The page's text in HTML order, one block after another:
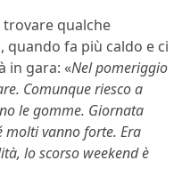
qualche
fa più caldo e ci
in gara: «Nel pomeriggio
Comunque riesco a
le gomme. Giornata
molti vanno forte. Era
lo scorso weekend è